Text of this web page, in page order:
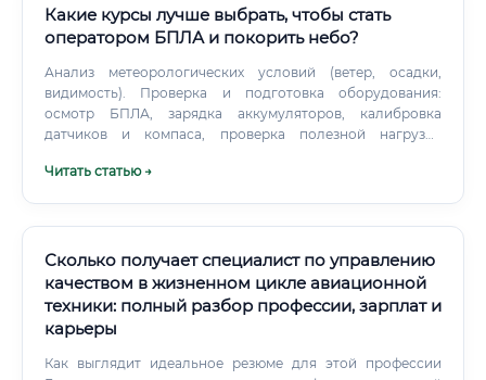
Какие курсы лучше выбрать, чтобы стать
оператором БПЛА и покорить небо?
Анализ метеорологических условий (ветер, осадки,
видимость). Проверка и подготовка оборудования:
осмотр БПЛА, зарядка аккумуляторов, калибровка
датчиков и компаса, проверка полезной нагрузки
Читать статью →
Сколько получает специалист по управлению
качеством в жизненном цикле авиационной
техники: полный разбор профессии, зарплат и
карьеры
Как выглядит идеальное резюме для этой профессии